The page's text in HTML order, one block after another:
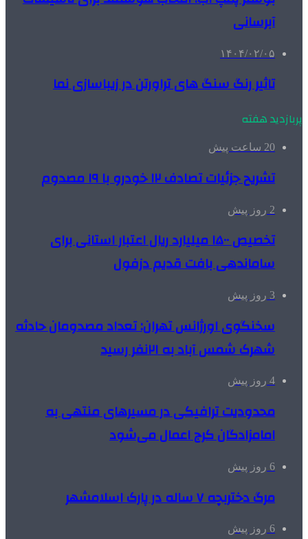
آبرسانی
۱۴۰۴/۰۲/۰۵
تاثیر رنگ سنگ های تراورتن در زیباسازی نما
پربازدید هفته
20 ساعت پیش
تشریح جزئیات تصادف ۱۲ خودرو با ۱۹ مصدوم
2 روز پیش
تخصیص ۱۵۰۰ میلیارد ریال اعتبار استانی برای
ساماندهی بافت قدیم دزفول
3 روز پیش
سخنگوی اورژانس تهران: تعداد مصدومان حادثه
شهرک شمس آباد به ۲۱نفر رسید
4 روز پیش
محدودیت ترافیکی در مسیرهای منتهی به
امامزادگان کرج اعمال می‌شود
6 روز پیش
مرگ دختربچه ۷ ساله در پارک اسلامشهر
6 روز پیش